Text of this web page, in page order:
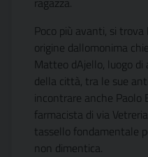
Poco più avanti, si
origine dallomonima
Matteo dAjello, luogo
della città, tra le sue
incontrare anche Paolo
farmacista di via
tassello fondamentale
non dimentica.